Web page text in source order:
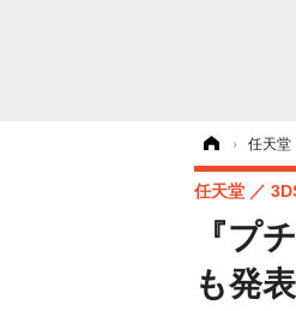
› 任天堂
『プ
も発表
任天堂